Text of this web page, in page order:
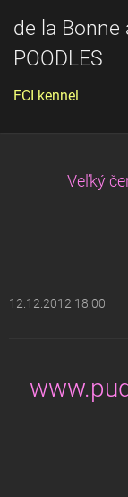
de la Bonne
POODLES
FCI kennel
Veľký
12.12.2012 18:00